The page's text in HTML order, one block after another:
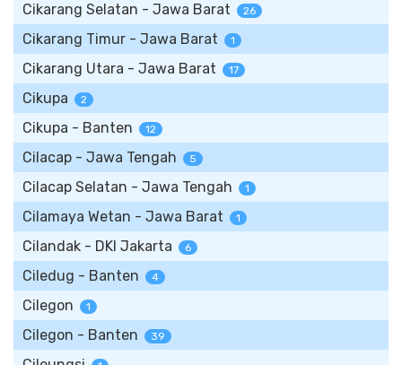
Cikarang Selatan - Jawa Barat 26
Cikarang Timur - Jawa Barat 1
Cikarang Utara - Jawa Barat 17
Cikupa 2
Cikupa - Banten 12
Cilacap - Jawa Tengah 5
Cilacap Selatan - Jawa Tengah 1
Cilamaya Wetan - Jawa Barat 1
Cilandak - DKI Jakarta 6
Ciledug - Banten 4
Cilegon 1
Cilegon - Banten 39